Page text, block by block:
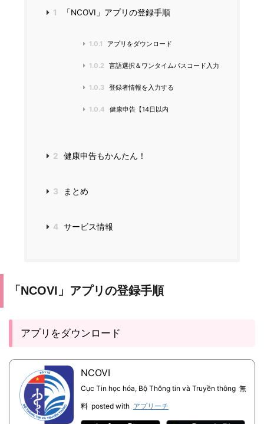
1 「NCOVI」アプリの登録手順
1.0.1 アプリをダウンロード
1.0.2 言語選択＆ワンタイムパスコード入力
1.0.3 登録者情報を入力する
1.0.4 健康申告【14日以内
2 健康申告もかんたん！
3 まとめ
4 サービス情報
「NCOVI」アプリの登録手順
アプリをダウンロード
NCOVI
Cục Tin học hóa, Bộ Thông tin và Truyền thông 無
料 posted with アプリーチ